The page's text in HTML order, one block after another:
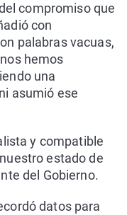
compromiso que
con
palabras vacuas,
hemos
una
asumió ese
y compatible
estado de
del Gobierno.
datos para